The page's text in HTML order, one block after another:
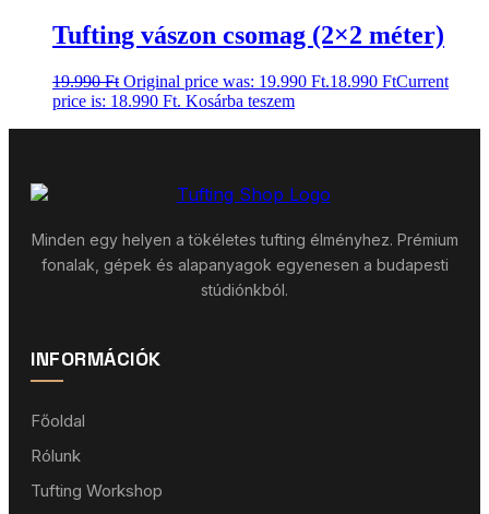
Tufting vászon csomag (2×2 méter)
19.990Ft Original price was: 19.990 Ft.18.990 FtCurrent
price is: 18.990 Ft. Kosárba teszem
Minden egy helyen a tökéletes tufting élményhez. Prémium
fonalak, gépek és alapanyagok egyenesen a budapesti
stúdiónkból.
INFORMÁCIÓK
Főoldal
Rólunk
Tufting Workshop